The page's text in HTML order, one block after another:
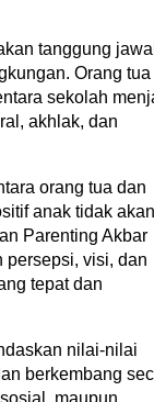
tanggung
Orang tua
sekolah
akhlak, dan
orang tua dan
anak tidak akan
Parenting Akbar
persepsi, visi, dan
tepat dan
nilai-nilai
berkembang
maupun